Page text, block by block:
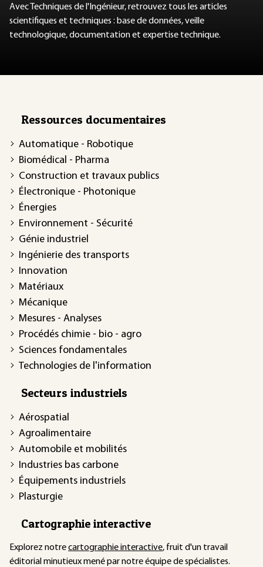
Avec Techniques de l'Ingénieur, retrouvez tous les articles
scientifiques et techniques : base de données, veille
technologique, documentation et expertise technique.
Ressources documentaires
Automatique - Robotique
Biomédical - Pharma
Construction et travaux publics
Électronique - Photonique
Énergies
Environnement - Sécurité
Génie industriel
Ingénierie des transports
Innovation
Matériaux
Mécanique
Mesures - Analyses
Procédés chimie - bio - agro
Sciences fondamentales
Technologies de l'information
Secteurs industriels
Aérospatial
Agroalimentaire
Automobile et mobilités
Industries bas carbone
Équipements industriels
Plasturgie
Cartographie interactive
Explorez notrecartographie interactive, fruit d'un travail
éditorial minutieux mené par notre équipe de spécialistes.